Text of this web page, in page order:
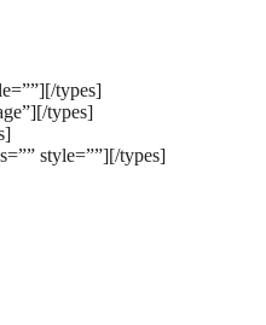
types]
types]
style=””][/types]